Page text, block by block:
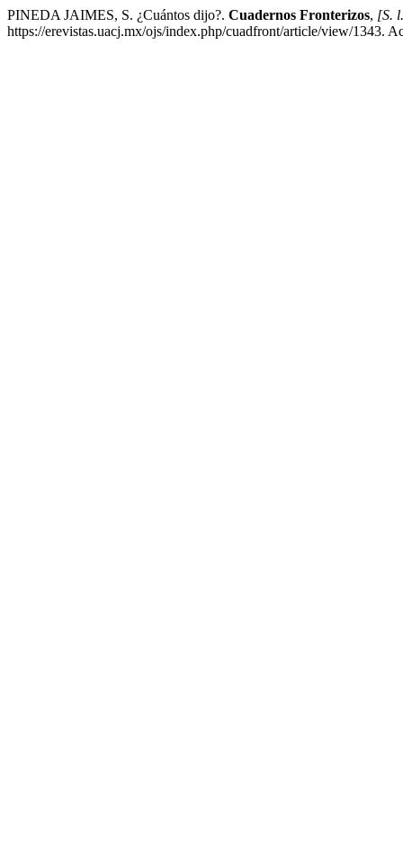
PINEDA JAIMES, S. ¿Cuántos dijo?. Cuadernos Fronterizos, [S.
https://erevistas.uacj.mx/ojs/index.php/cuadfront/article/view/1343.